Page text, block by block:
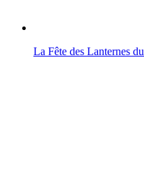
La Fête des Lanternes